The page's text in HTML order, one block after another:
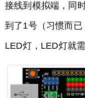
接线到模拟端，同
到了1号（习惯而
LED灯，LED灯就